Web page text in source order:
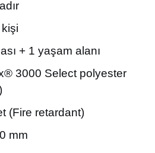
+ 1 yaşam alanı
3000 Select polyester
(Fire retardant)
mm